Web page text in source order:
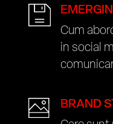
Cum
in social
BRAND